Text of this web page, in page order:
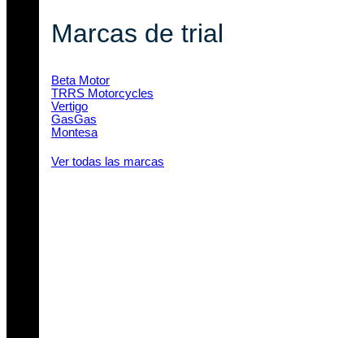
Marcas de trial
Beta Motor
TRRS Motorcycles
Vertigo
GasGas
Montesa
Ver todas las marcas